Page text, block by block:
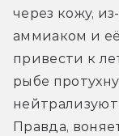
через кожу,
аммиаком и
привести к
рыбе
Правда,